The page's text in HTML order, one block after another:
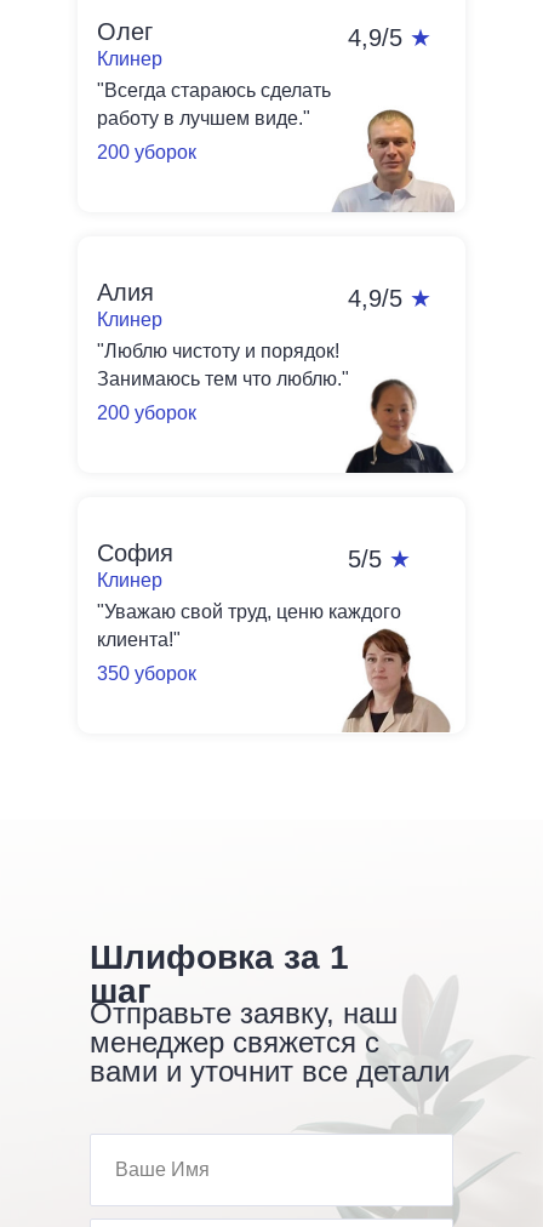
"Всегда стараюсь сделать
работу в лучшем виде."
Клинер
Олег
200 уборок
4,9/5 ★
"Люблю чистоту и порядок!
Занимаюсь тем что люблю."
Клинер
Алия
200 уборок
4,9/5 ★
"Уважаю свой труд, ценю каждого
клиента!"
Клинер
София
350 уборок
5/5 ★
Шлифовка за 1
шаг
Отправьте заявку, наш
менеджер свяжется с
вами и уточнит все детали